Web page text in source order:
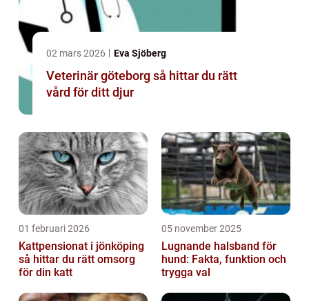
02 mars 2026 Eva Sjöberg
Veterinär göteborg så hittar du rätt
vård för ditt djur
01 februari 2026
Kattpensionat i jönköping
så hittar du rätt omsorg
för din katt
05 november 2025
Lugnande halsband för
hund: Fakta, funktion och
trygga val